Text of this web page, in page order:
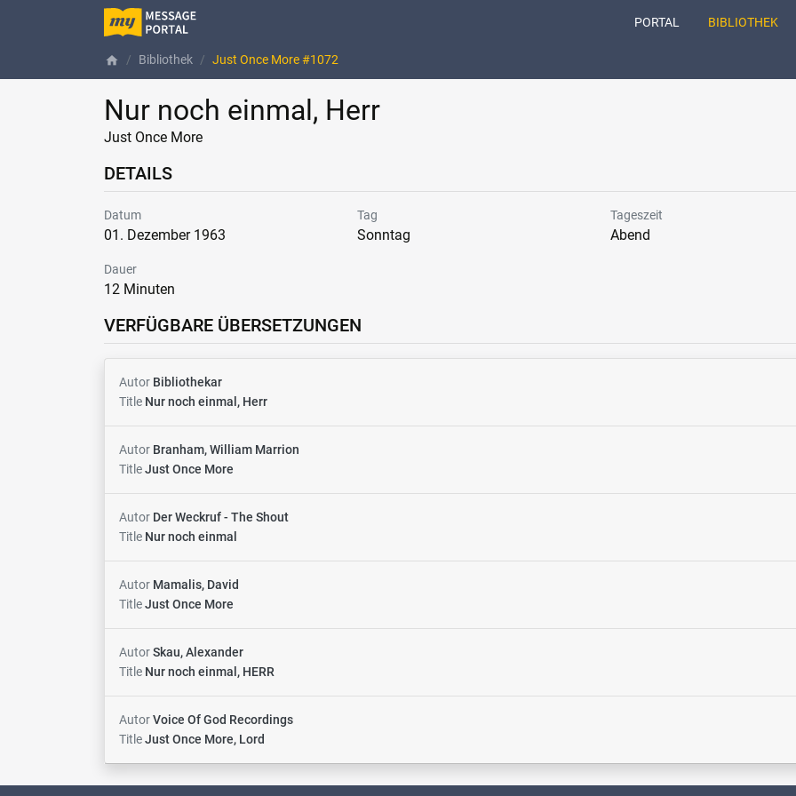
PORTAL (CURRENT)
BIBLIOTHEK
home Bibliothek Just Once More #1072
Nur noch einmal, Herr
Just Once More
DETAILS
Datum
01. Dezember 1963
Tag
Sonntag
Tageszeit
Abend
Dauer
12 Minuten
VERFÜGBARE ÜBERSETZUNGEN
Autor Bibliothekar
Title Nur noch einmal, Herr
Autor Branham, William Marrion
TitleJust Once More
Autor Der Weckruf - The Shout
Title Nur noch einmal
Autor Mamalis, David
TitleJust Once More
AutorSkau, Alexander
Title Nur noch einmal, HERR
AutorVoice Of God Recordings
TitleJust Once More, Lord